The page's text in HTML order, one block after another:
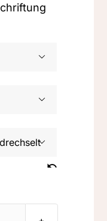


